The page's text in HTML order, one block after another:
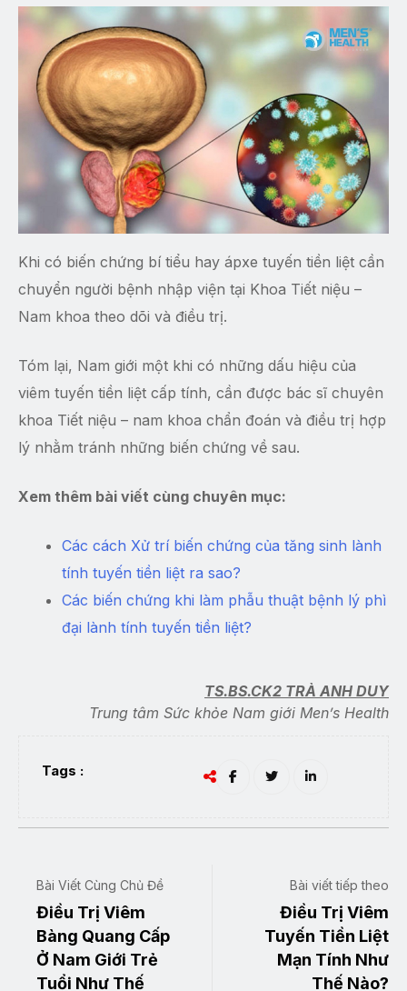
Khi có biến chứng bí tiểu hay ápxe tuyến tiền liệt cần
chuyển người bệnh nhập viện tại Khoa Tiết niệu –
Nam khoa theo dõi và điều trị.
Tóm lại, Nam giới một khi có những dấu hiệu của
viêm tuyến tiền liệt cấp tính, cần được bác sĩ chuyên
khoa Tiết niệu – nam khoa chẩn đoán và điều trị hợp
lý nhằm tránh những biến chứng về sau.
Xem thêm bài viết cùng chuyên mục:
Các cách Xử trí biến chứng của tăng sinh lành
tính tuyến tiền liệt ra sao?
Các biến chứng khi làm phẫu thuật bệnh lý phì
đại lành tính tuyến tiền liệt?
TS.BS.CK2 TRÀ ANH DUY
Trung tâm Sức khỏe Nam giới Men’s Health
Tags :
Bài Viết Cùng Chủ Đề
Điều Trị Viêm
Bàng Quang Cấp
Ở Nam Giới Trẻ
Tuổi Như Thế
Bài viết tiếp theo
Điều Trị Viêm
Tuyến Tiền Liệt
Mạn Tính Như
Thế Nào?